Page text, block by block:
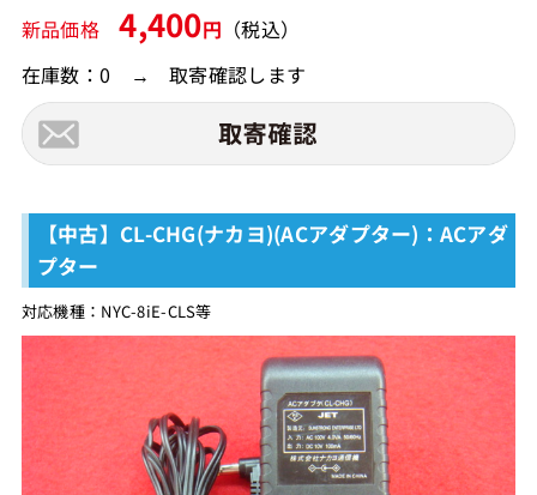
新品価格4,400円 （税込）
在庫数：0 → 取寄確認します
【中古】CL-CHG(ナカヨ)(ACアダプター)：ACアダ
プター
対応機種：NYC-8iE-CLS等